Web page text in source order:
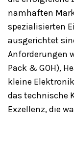
namhaften
spezialisierten
ausgerichtet
Anforderungen
Pack & GOH),
kleine
das technische
Exzellenz, die